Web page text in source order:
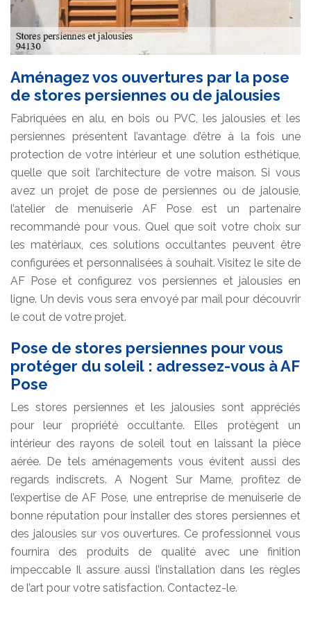
Aménagez vos ouvertures par la pose
de stores persiennes ou de jalousies
Fabriquées en alu, en bois ou PVC, les jalousies et les
persiennes présentent l’avantage d’être à la fois une
protection de votre intérieur et une solution esthétique,
quelle que soit l’architecture de votre maison. Si vous
avez un projet de pose de persiennes ou de jalousie,
l’atelier de menuiserie AF Pose est un partenaire
recommandé pour vous. Quel que soit votre choix sur
les matériaux, ces solutions occultantes peuvent être
configurées et personnalisées à souhait. Visitez le site de
AF Pose et configurez vos persiennes et jalousies en
ligne. Un devis vous sera envoyé par mail pour découvrir
le cout de votre projet.
Pose de stores persiennes pour vous
protéger du soleil : adressez-vous à AF
Pose
Les stores persiennes et les jalousies sont appréciés
pour leur propriété occultante. Elles protègent un
intérieur des rayons de soleil tout en laissant la pièce
aérée. De tels aménagements vous évitent aussi des
regards indiscrets. A Nogent Sur Marne, profitez de
l’expertise de AF Pose, une entreprise de menuiserie de
bonne réputation pour installer des stores persiennes et
des jalousies sur vos ouvertures. Ce professionnel vous
fournira des produits de qualité avec une finition
impeccable Il assure aussi l’installation dans les règles
de l’art pour votre satisfaction. Contactez-le.